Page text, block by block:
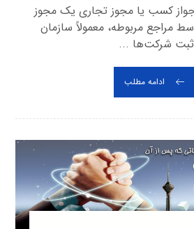
کسب یا مجوز تجاری یک مجوز
مراجع مربوطه، معمولاً سازمان
ثبت شرکت‌ها ...
ادامه مطلب